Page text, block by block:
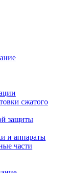
сжатого
защиты
и аппараты
части